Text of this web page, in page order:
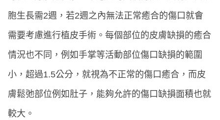
胞生長需2週，若2週之內無法正常癒合的傷口就會
需要考慮進行植皮手術。每個部位的皮膚缺損的癒合
情況也不同，例如手掌等活動部位傷口缺損的範圍
小，超過1.5公分，就視為不正常的傷口癒合，而皮
膚鬆弛部位例如肚子，能夠允許的傷口缺損面積也就
較大。